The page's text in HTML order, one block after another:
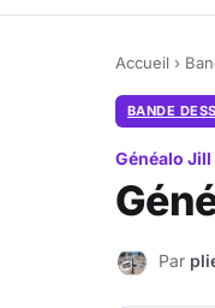
Accueil ›
BANDE
Généalo Jill
P Par